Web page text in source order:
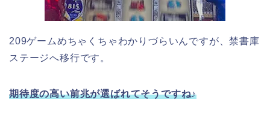
209ゲームめちゃくちゃわかりづらいんですが、禁書庫
ステージへ移行です。
期待度の高い前兆が選ばれてそうですね♪